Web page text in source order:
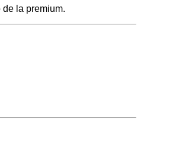
la premium.